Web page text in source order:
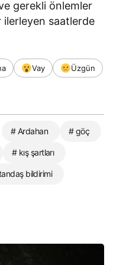
gerekli önlemler
ilerleyen saatlerde
Vay
Üzgün
# Ardahan # göç
# kış şartları
bildirimi